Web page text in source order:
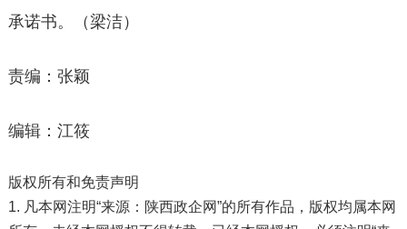
承诺书。（梁洁）
责编：张颖
编辑：江筱
版权所有和免责声明
1. 凡本网注明“来源：陕西政企网”的所有作品，版权均属本网